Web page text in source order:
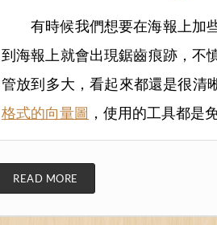
有時候我們想要在海報上加
到海報上就會出現鋸齒痕跡，不
管放到多大，看起來都還是很清
格式的向量圖 ，使用的工具都是
READ MORE